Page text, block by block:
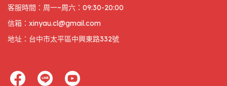
客服時間：周一~周六：09:30-20:00
信箱：xinyau.cl@gmail.com
地址：台中市太平區中興東路332號